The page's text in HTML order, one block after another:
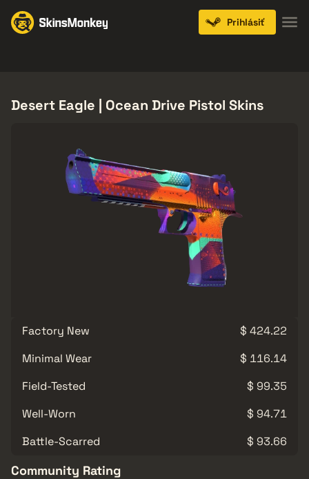
Prihlásiť
Desert Eagle | Ocean Drive Pistol Skins
Factory New
$ 424.22
Minimal Wear
$ 116.14
Field-Tested
$ 99.35
Well-Worn
$ 94.71
Battle-Scarred
$ 93.66
Community Rating